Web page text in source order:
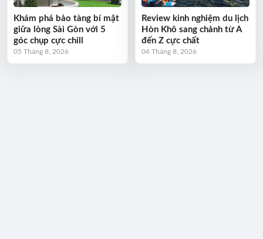
Khám phá bảo tàng bí mật
giữa lòng Sài Gòn với 5
góc chụp cực chill
05 Tháng 8, 2026
Review kinh nghiệm du lịch
Hòn Khô sang chảnh từ A
đến Z cực chất
04 Tháng 8, 2026